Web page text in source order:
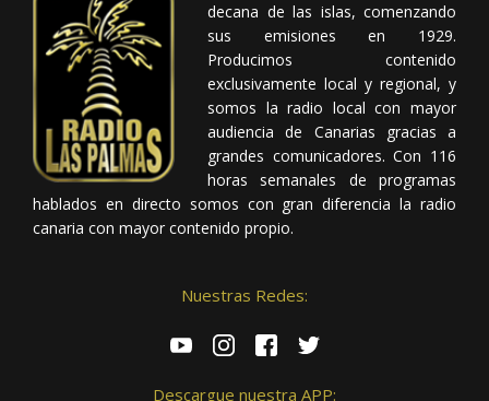
decana de las islas, comenzando
sus emisiones en 1929.
Producimos contenido
exclusivamente local y regional, y
somos la radio local con mayor
audiencia de Canarias gracias a
grandes comunicadores. Con 116
horas semanales de programas
hablados en directo somos con gran diferencia la radio
canaria con mayor contenido propio.
Nuestras Redes:
Descargue nuestra APP: